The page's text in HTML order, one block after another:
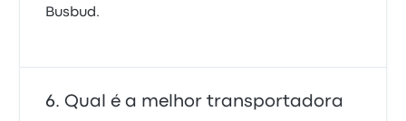
Busbud.
Qual é a melhor transportadora